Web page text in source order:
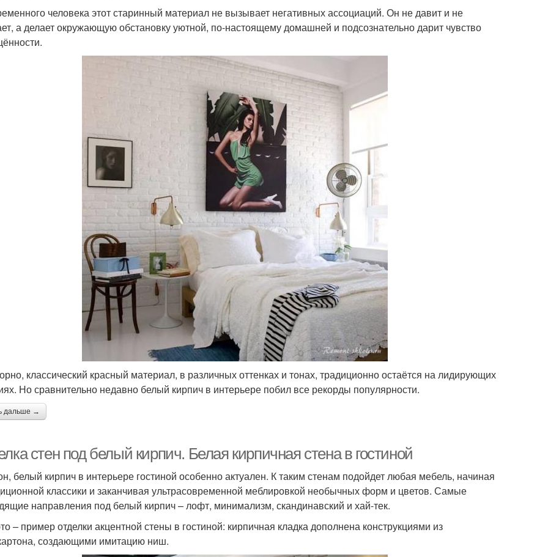
человека этот старинный материал не вызывает негативных ассоциаций. Он не давит и не
а делает окружающую обстановку уютной, по-настоящему домашней и подсознательно дарит чувство
классический красный материал, в различных оттенках и тонах, традиционно остаётся на лидирующих
Но сравнительно недавно белый кирпич в интерьере побил все рекорды популярности.
дальше →
стен под белый кирпич. Белая кирпичная стена в гостиной
белый кирпич в интерьере гостиной особенно актуален. К таким стенам подойдет любая мебель, начиная
классики и заканчивая ультрасовременной меблировкой необычных форм и цветов. Самые
направления под белый кирпич – лофт, минимализм, скандинавский и хай-тек.
– пример отделки акцентной стены в гостиной: кирпичная кладка дополнена конструкциями из
создающими имитацию ниш.